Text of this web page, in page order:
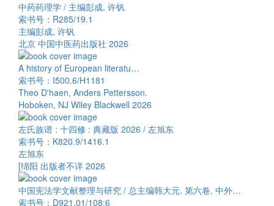
中药药理学 / 主编彭成, 许钒
索书号：R285/19.1
主编彭成, 许钒
北京 中国中医药出版社 2026
A history of European literatu…
索书号：I500.6/H1181
Theo D'haen, Anders Pettersson.
Hoboken, NJ Wiley Blackwell 2026
左氏族谱 : 十四修 : 典藏版 2026 / 左旭东
索书号：K820.9/1416.1
左旭东
[绵阳 出版者不详 2026
中国宪法学文献整理与研究 / 总主编韩大元. 第六卷, 中外…
索书号：D921.01/108:6